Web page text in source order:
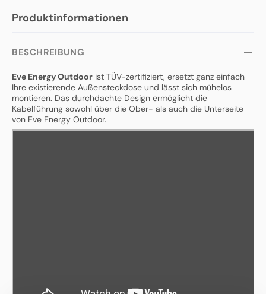
Produktinformationen
BESCHREIBUNG
Eve Energy Outdoor ist TÜV-zertifiziert, ersetzt ganz einfach
Ihre existierende Außensteckdose und lässt sich mühelos
montieren. Das durchdachte Design ermöglicht die
Kabelführung sowohl über die Ober- als auch die Unterseite
von Eve Energy Outdoor.